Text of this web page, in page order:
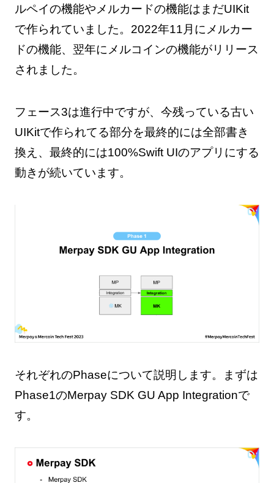
ルペイの機能やメルカードの機能はまだUIKit
で作られていました。2022年11月にメルカー
ドの機能、翌年にメルコインの機能がリリース
されました。
フェース3は進行中ですが、今残っている古い
UIKitで作られてる部分を最終的には全部書き
換え、最終的には100%Swift UIのアプリにする
動きが続いています。
それぞれのPhaseについて説明します。まずは
Phase1のMerpay SDK GU App Integrationで
す。